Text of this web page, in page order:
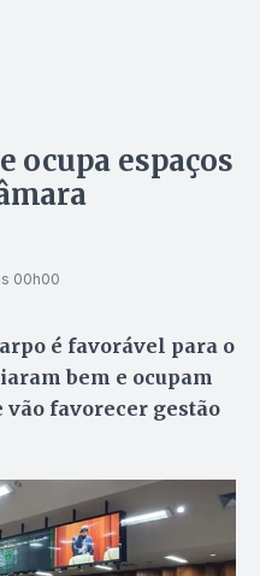
ocupa espaços
00h00
é favorável para o
bem e ocupam
favorecer gestão